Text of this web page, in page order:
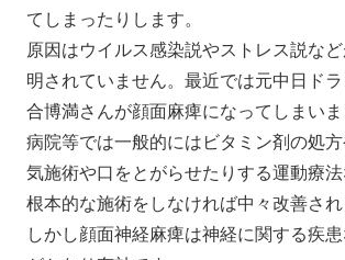
てしまったりします。
原因はウイルス感染説やストレス説な
明されていません。最近では元中日ド
合博満さんが顔面麻痺になってしまいま
病院等では一般的にはビタミン剤の処
気施術や口をとがらせたりする運動療
根本的な施術をしなければ中々改善され
しかし顔面神経麻痺は神経に関する疾